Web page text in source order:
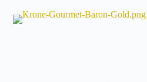
Inhalt
springen